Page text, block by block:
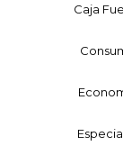
Caja